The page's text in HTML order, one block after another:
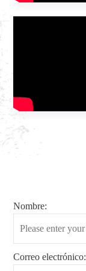
Nombre:
Correo electrónico: